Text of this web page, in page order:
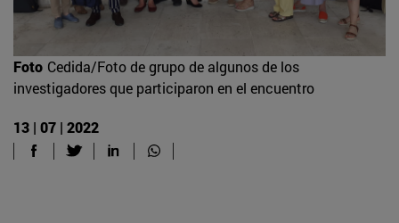
Foto Cedida/Foto de grupo de algunos de los
investigadores que participaron en el encuentro
13 | 07 | 2022